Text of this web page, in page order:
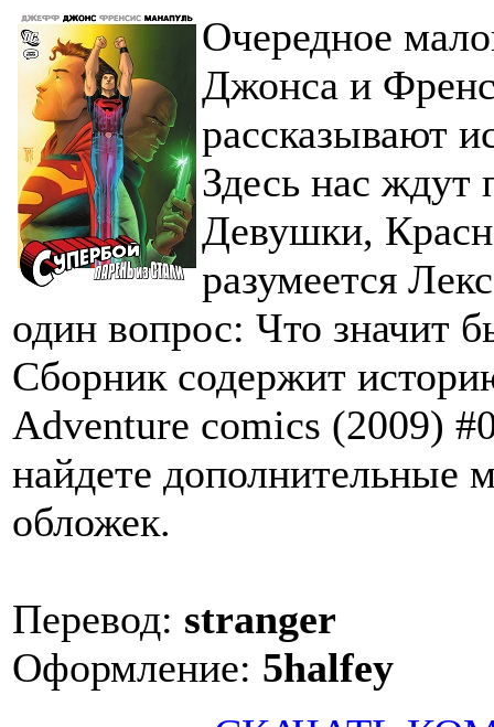
Очередное
Джонса и
рассказывают
Здесь нас ждут
Девушки,
разумеется
один вопрос: Что значит
Сборник содержит
Adventure comics (2009)
найдете дополнительные
обложек.
Перевод: stranger
Оформление: 5halfey